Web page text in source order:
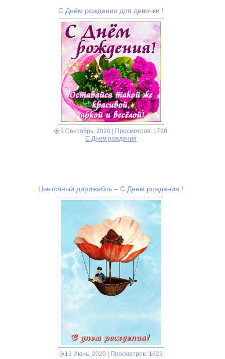
С Днём рождения для девочки !
9 Сентябрь, 2020 | Просмотров: 1798
С Днем рождения
Цветочный дирижабль – С Днем рождения !
13 Июнь, 2020 | Просмотров: 1823